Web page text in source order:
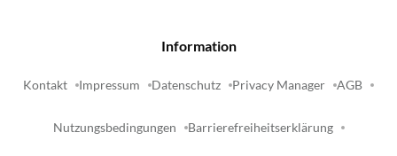
Information
Kontakt Impressum Datenschutz Privacy Manager AGB
Nutzungsbedingungen Barrierefreiheitserklärung